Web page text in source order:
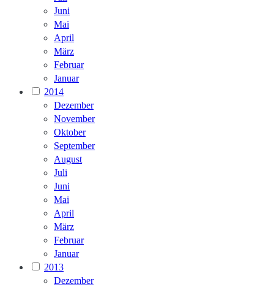
Juni
Mai
April
März
Februar
Januar
2014
Dezember
November
Oktober
September
August
Juli
Juni
Mai
April
März
Februar
Januar
2013
Dezember